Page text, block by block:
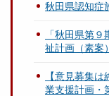
秋田県認知症
「秋田県第
祉計画（素案
【意見募集
業支援計画・